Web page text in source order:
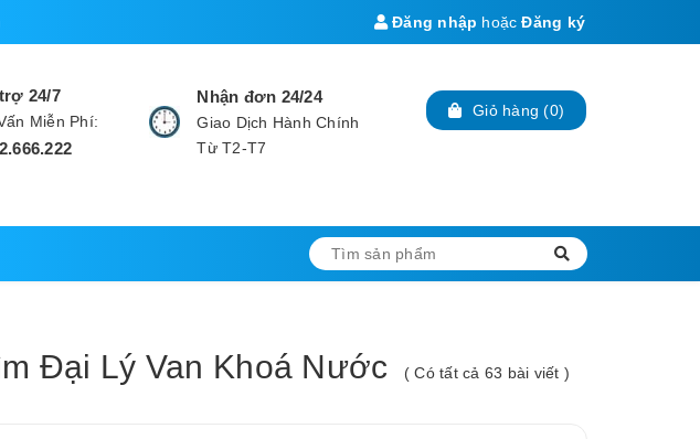
Đăng nhập hoặc Đăng ký
24/7
Miễn Phí:
Nhận đơn 24/24
Giao Dịch Hành Chính
Từ T2-T7
Giỏ hàng (0)
Đại Lý Van Khoá Nước ( Có tất cả 63 bài viết )